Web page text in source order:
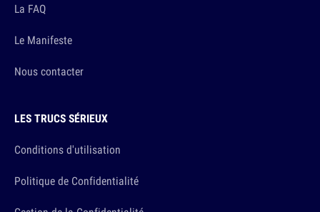
La FAQ
Le Manifeste
Nous contacter
LES TRUCS SÉRIEUX
Conditions d'utilisation
Politique de Confidentialité